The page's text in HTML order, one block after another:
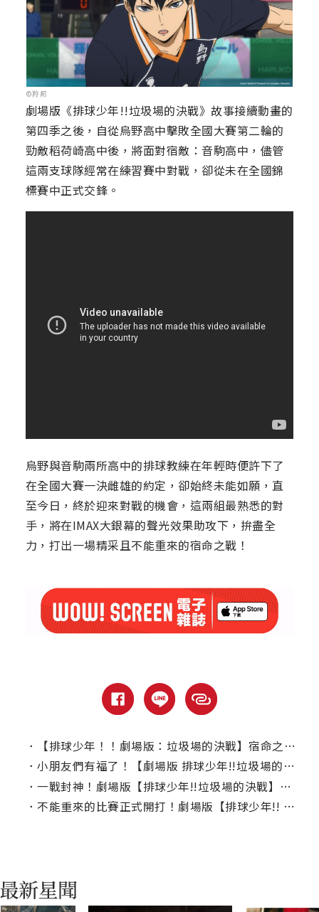
©羚邦
劇場版《排球少年!!垃圾場的決戰》故事接續動畫的
第四季之後，自從烏野高中擊敗全國大賽第二輪的
勁敵稻荷崎高中後，將面對宿敵：音駒高中，儘管
這兩支球隊經常在練習賽中對戰，卻從未在全國錦
標賽中正式交鋒。
烏野與音駒兩所高中的排球教練在年輕時便許下了
在全國大賽一決雌雄的約定，卻始終未能如願，直
至今日，終於迎來對戰的機會，這兩組最熟悉的對
手，將在IMAX大銀幕的聲光效果助攻下，拚盡全
力，打出一場精采且不能重來的宿命之戰！
．
【排球少年！！劇場版：垃圾場的決戰】宿命之戰夢幻開打！｜本周上線、電視首播推薦
． 小朋友們有福了！【劇場版 排球少年!!垃圾場的決戰】推中文配音版
． 一戰封神！劇場版【排球少年!!垃圾場的決戰】打破2024開片登冠軍
． 不能重來的比賽正式開打！劇場版【排球少年!! 垃圾場的決戰 】中文版終極預告出爐！